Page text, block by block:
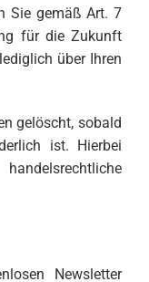
Sie gemäß Art. 7
für die Zukunft
über Ihren
gelöscht, sobald
ist. Hierbei
Newsletter